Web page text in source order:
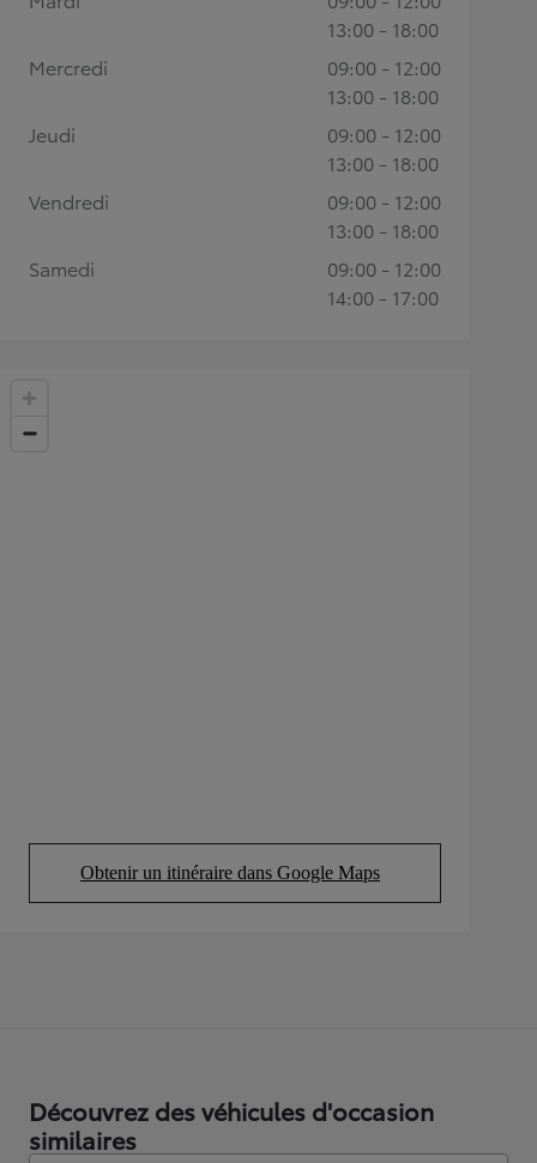
Obtenir un itinéraire dans Google Maps
(Opens in new tab)
13:00 - 18:00
Mercredi
09:00 - 12:00
13:00 - 18:00
Jeudi
09:00 - 12:00
13:00 - 18:00
Vendredi
09:00 - 12:00
13:00 - 18:00
Samedi
09:00 - 12:00
14:00 - 17:00
Découvrez des véhicules d'occasion
similaires